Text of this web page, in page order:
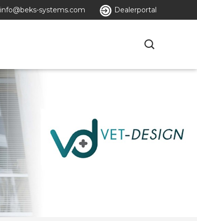
info@beks-systems.com Dealerportal